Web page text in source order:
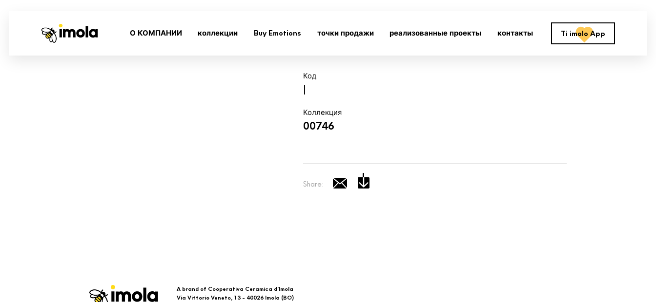
О КОМПАНИИ коллекции Buy Emotions точки продажи реализованные проекты контакты Ti imolo App
Код
|
Коллекция
00746
Share:
A brand of Cooperativa Ceramica d’Imola
Via Vittorio Veneto, 13 - 40026 Imola (BO)